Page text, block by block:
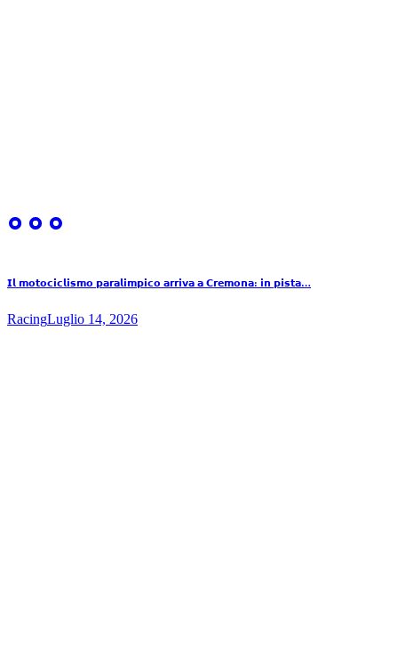
𝗜𝗹 𝗺𝗼𝘁𝗼𝗰𝗶𝗰𝗹𝗶𝘀𝗺𝗼 𝗽𝗮𝗿𝗮𝗹𝗶𝗺𝗽𝗶𝗰𝗼 𝗮𝗿𝗿𝗶𝘃𝗮 𝗮 𝗖𝗿𝗲𝗺𝗼𝗻𝗮: 𝗶𝗻 𝗽𝗶𝘀𝘁𝗮…
RacingLuglio 14, 2026